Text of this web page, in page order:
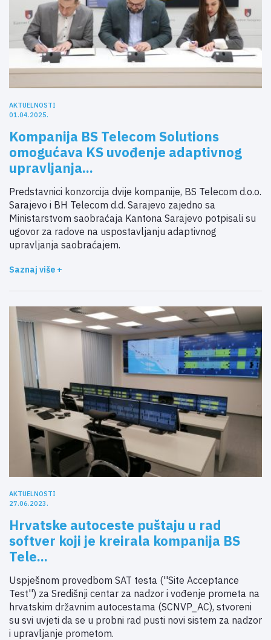
AKTUELNOSTI
01.04.2025.
Kompanija BS Telecom Solutions
omogućava KS uvođenje adaptivnog
upravljanja...
Predstavnici konzorcija dvije kompanije, BS Telecom d.o.o.
Sarajevo i BH Telecom d.d. Sarajevo zajedno sa
Ministarstvom saobraćaja Kantona Sarajevo potpisali su
ugovor za radove na uspostavljanju adaptivnog
upravljanja saobraćajem.
Saznaj više +
AKTUELNOSTI
27.06.2023.
Hrvatske autoceste puštaju u rad
softver koji je kreirala kompanija BS
Tele...
Uspješnom provedbom SAT testa (''Site Acceptance
Test'') za Središnji centar za nadzor i vođenje prometa na
hrvatskim državnim autocestama (SCNVP_AC), stvoreni
su svi uvjeti da se u probni rad pusti novi sistem za nadzor
i upravljanje prometom.